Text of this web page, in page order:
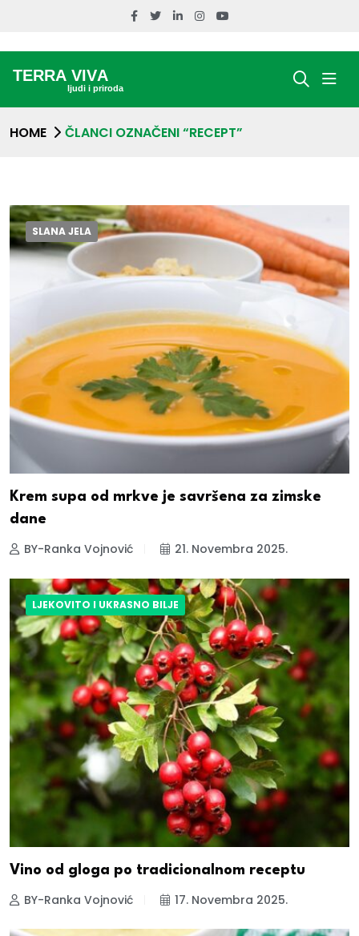
HOME ČLANCI OZNAČENI “RECEPT”
SLANA JELA
Krem supa od mrkve je savršena za zimske
dane
BY-Ranka Vojnović 21. Novembra 2025.
LJEKOVITO I UKRASNO BILJE
Vino od gloga po tradicionalnom receptu
BY-Ranka Vojnović 17. Novembra 2025.